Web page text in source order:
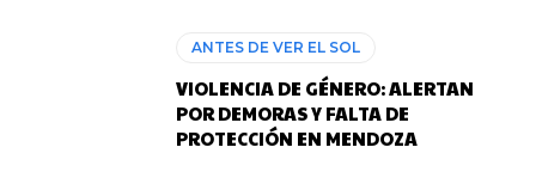
ANTES DE VER EL SOL
VIOLENCIA DE GÉNERO: ALERTAN
POR DEMORAS Y FALTA DE
PROTECCIÓN EN MENDOZA